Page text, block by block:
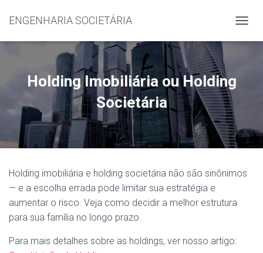
ENGENHARIA SOCIETÁRIA
L
A
V
A
Holding Imobiliária ou Holding
Societária
Holding imobiliária e holding societária não são sinônimos
— e a escolha errada pode limitar sua estratégia e
aumentar o risco. Veja como decidir a melhor estrutura
para sua família no longo prazo.
Para mais detalhes sobre as holdings, ver nosso artigo: